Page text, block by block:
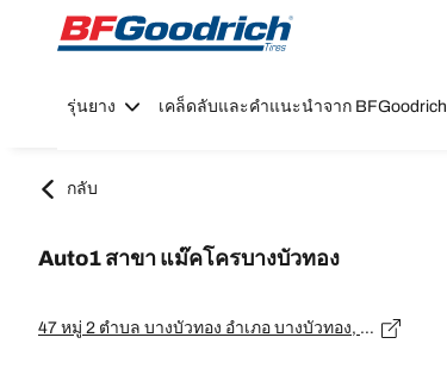
Go to page content
Go to page navigation
รุ่นยาง เคล็ดลับและคำแนะนำจาก BFGoodrich
กลับ
Auto1 สาขา แม๊คโครบางบัวทอง
47 หมู่ 2 ตำบล บางบัวทอง อำเภอ บางบัวทอง, นนทบุรี - 11110